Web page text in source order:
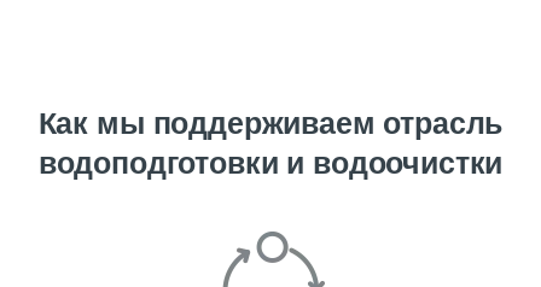
Как мы поддерживаем отрасль
водоподготовки и водоочистки